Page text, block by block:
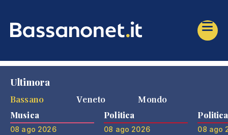
Ultimora
Bassano
Veneto Mondo
Musica
08 ago 2026
Politica
08 ago 2026
Politica
08 ago